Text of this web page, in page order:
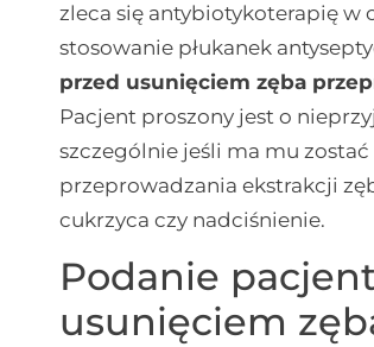
zleca się antybiotykoterapię w
stosowanie płukanek
przed usunięciem zęba
Pacjent proszony jest o
szczególnie jeśli ma mu
przeprowadzania ekstrakcji
cukrzyca czy nadciśnienie.
Podanie
usunięciem